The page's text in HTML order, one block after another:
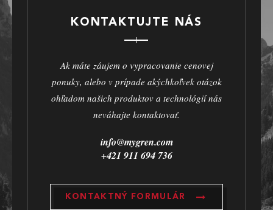
KONTAKTUJTE NÁS
Ak máte záujem o vypracovanie cenovej
ponuky, alebo v prípade akýchkoľvek otázok
ohľadom našich produktov a technológií nás
neváhajte kontaktovať.
info@mygren.com
+421 911 694 736
KONTAKTNÝ FORMULÁR